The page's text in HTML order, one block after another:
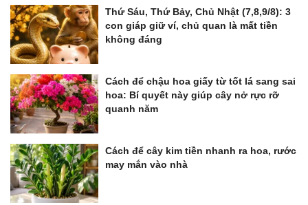
Thứ Sáu, Thứ Bảy, Chủ Nhật (7,8,9/8): 3
con giáp giữ ví, chủ quan là mất tiền
không đáng
Cách để chậu hoa giấy từ tốt lá sang sai
hoa: Bí quyết này giúp cây nở rực rỡ
quanh năm
Cách để cây kim tiền nhanh ra hoa, rước
may mắn vào nhà